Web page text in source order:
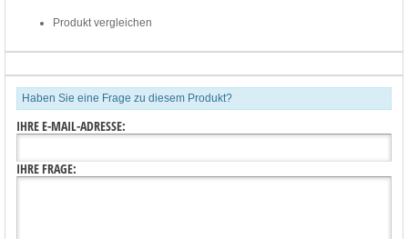
Produkt vergleichen
Haben Sie eine Frage zu diesem Produkt?
IHRE E-MAIL-ADRESSE:
IHRE FRAGE: